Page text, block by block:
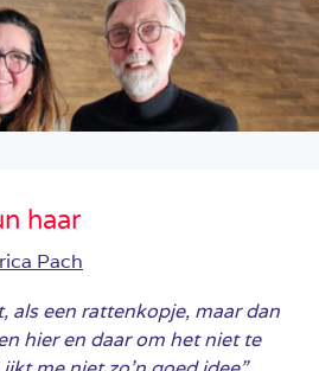
haar
Pach
als een rattenkopje, maar dan
hier en daar om het niet te